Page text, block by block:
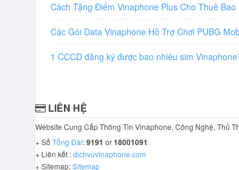
Cách Tặng Điểm Vinaphone Plus Cho Thuê
Các Gói Data Vinaphone Hỗ Trợ Chơi PUBG
1 CCCD đăng ký được bao nhiêu sim
LIÊN HỆ
Website Cung Cấp Thông Tin Vinaphone, Công Nghệ, Thủ
+ Số Tổng Đài:9191 or18001091
+ Liên kết :dichvuvinaphone.com
+ Sitemap:Sitemap